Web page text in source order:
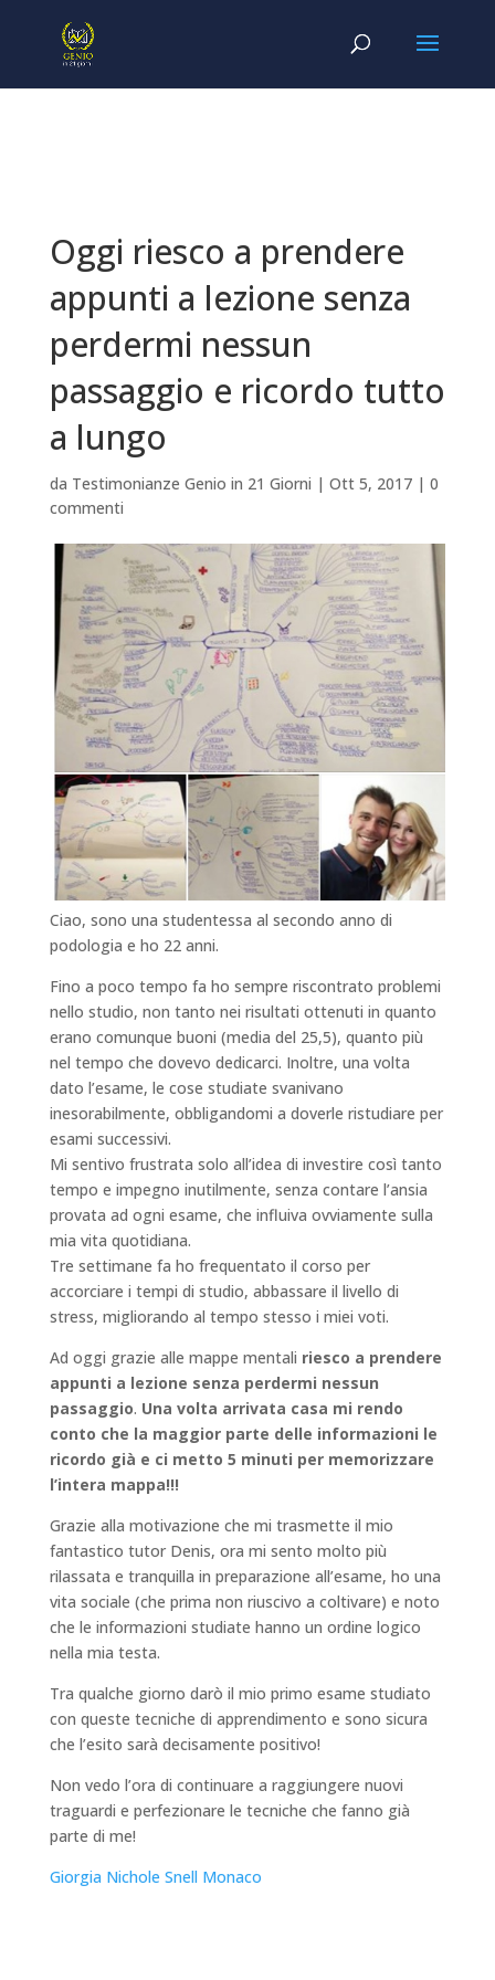
Oggi riesco a prendere
appunti a lezione senza
perdermi nessun
passaggio e ricordo tutto
a lungo
da Testimonianze Genio in 21 Giorni | Ott 5, 2017| 0
commenti
Ciao, sono una studentessa al secondo anno di
podologia e ho 22 anni.
Fino a poco tempo fa ho sempre riscontrato problemi
nello studio, non tanto nei risultati ottenuti in quanto
erano comunque buoni (media del 25,5), quanto più
nel tempo che dovevo dedicarci. Inoltre, una volta
dato l’esame, le cose studiate svanivano
inesorabilmente, obbligandomi a doverle ristudiare per
esami successivi.
Mi sentivo frustrata solo all’idea di investire così tanto
tempo e impegno inutilmente, senza contare l’ansia
provata ad ogni esame, che influiva ovviamente sulla
mia vita quotidiana.
Tre settimane fa ho frequentato il corso per
accorciare i tempi di studio, abbassare il livello di
stress, migliorando al tempo stesso i miei voti.
Ad oggi grazie alle mappe mentali riesco a prendere
appunti a lezione senza perdermi nessun
passaggio. Una volta arrivata casa mi rendo
conto che la maggior parte delle informazioni le
ricordo già e ci metto 5 minuti per memorizzare
l’intera mappa!!!
Grazie alla motivazione che mi trasmette il mio
fantastico tutor Denis, ora mi sento molto più
rilassata e tranquilla in preparazione all’esame, ho una
vita sociale (che prima non riuscivo a coltivare) e noto
che le informazioni studiate hanno un ordine logico
nella mia testa.
Tra qualche giorno darò il mio primo esame studiato
con queste tecniche di apprendimento e sono sicura
che l’esito sarà decisamente positivo!
Non vedo l’ora di continuare a raggiungere nuovi
traguardi e perfezionare le tecniche che fanno già
parte di me!
Giorgia Nichole Snell Monaco